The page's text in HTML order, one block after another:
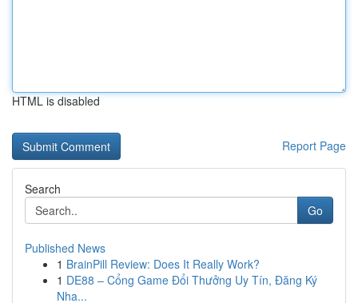
HTML is disabled
Report Page
Search
Go
Published News
1 BrainPill Review: Does It Really Work?
1 DE88 – Cổng Game Đổi Thưởng Uy Tín, Đăng Ký
Nha...